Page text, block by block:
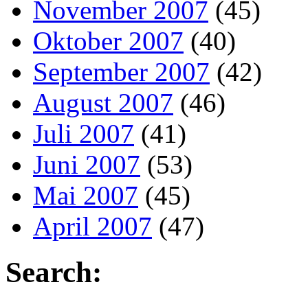
November 2007 (45)
Oktober 2007 (40)
September 2007 (42)
August 2007 (46)
Juli 2007 (41)
Juni 2007 (53)
Mai 2007 (45)
April 2007 (47)
Search: